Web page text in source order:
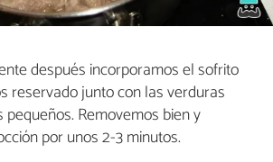
después incorporamos el sofrito
reservado junto con las verduras
Removemos bien y
por unos 2-3 minutos.